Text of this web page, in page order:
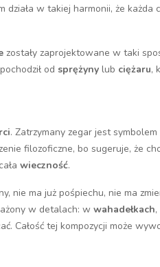
w takiej harmonii, że każda
zostały zaprojektowane w taki
od sprężyny lub ciężaru,
. Zatrzymany zegar jest symbolem
filozoficzne, bo sugeruje, że
wieczność.
nie ma już pośpiechu, nie ma
w detalach: w wahadełkach
Całość tej kompozycji może